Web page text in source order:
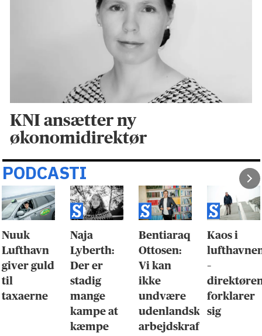
KNI ansætter ny
økonomidirektør
PODCASTI
Nuuk
Lufthavn
giver guld
til
taxaerne
Naja
Lyberth:
Der er
stadig
mange
kampe at
kæmpe
Bentiaraq
Ottosen:
Vi kan
ikke
undvære
udenlandsk
arbejdskraft
Kaos i
–
forklarer
sig